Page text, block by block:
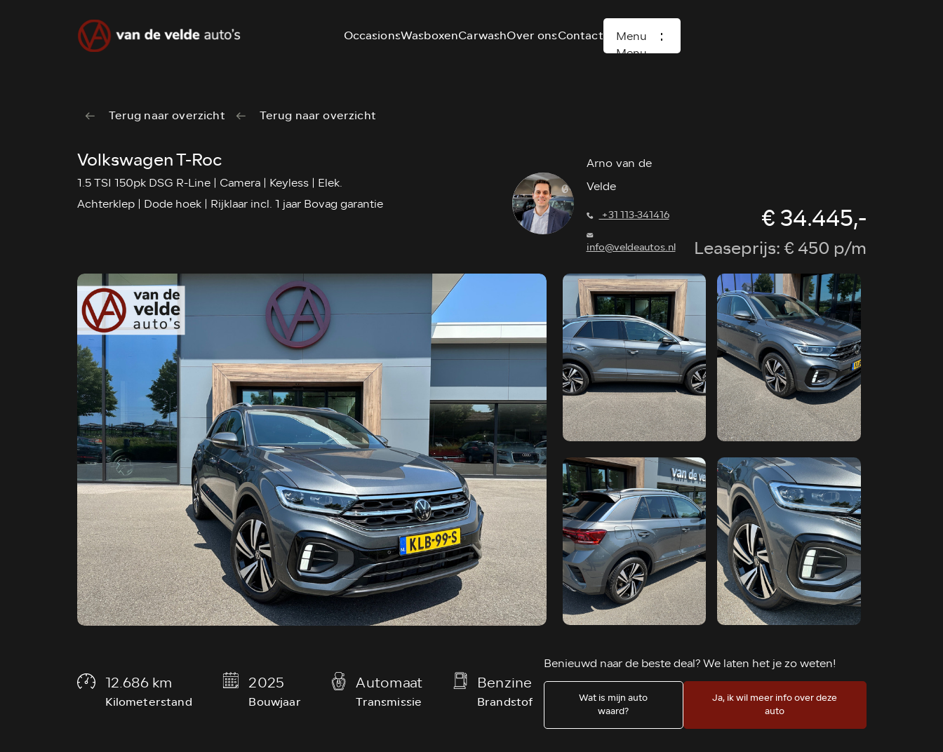
OccasionsWasboxenCarwashOver onsContact
Menu
Menu
Vacature
Contact
Wasboxen
Carwash
Terug naar overzicht Terug naar overzicht
Volkswagen T-Roc
1.5 TSI 150pk DSG R-Line | Camera | Keyless | Elek.
Achterklep | Dode hoek | Rijklaar incl. 1 jaar Bovag garantie
Arno van de
Velde
+31 113-341416
info@veldeautos.nl
€ 34.445,-
Leaseprijs: € 450 p/m
12.686 km
Kilometerstand
2025
Bouwjaar
Automaat
Transmissie
Benzine
Brandstof
Benieuwd naar de beste deal? We laten het je zo weten!
Wat is mijn auto
waard?
Ja, ik wil meer info over deze
auto